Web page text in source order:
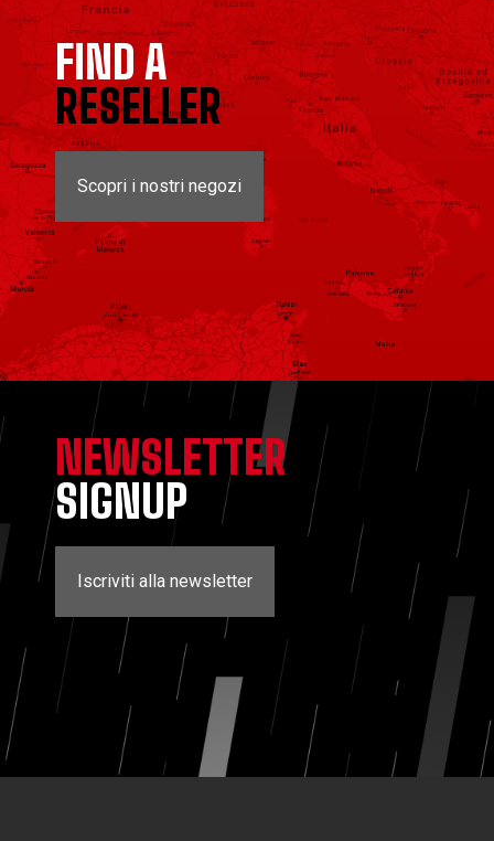
FIND A
RESELLER
Scopri i nostri negozi
NEWSLETTER
SIGNUP
Iscriviti alla newsletter